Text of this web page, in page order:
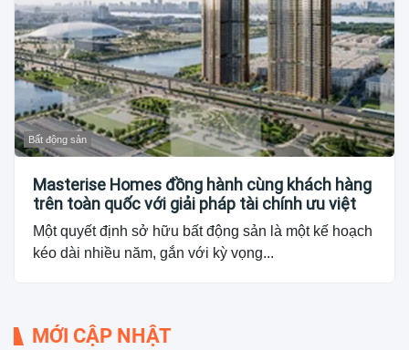
Bất động sản
Masterise Homes đồng hành cùng khách hàng
trên toàn quốc với giải pháp tài chính ưu việt
Một quyết định sở hữu bất động sản là một kế hoạch
kéo dài nhiều năm, gắn với kỳ vọng...
MỚI CẬP NHẬT